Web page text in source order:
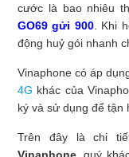
cước là bao nhiêu
GO69 gửi 900. Khi
động huỷ gói nhanh
Vinaphone có áp
4G khác của
ký và sử dụng để tận
Trên đây là chi
Vinaphone , quý